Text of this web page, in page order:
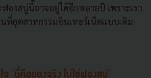
องสบู่นี้อาจอยู่ได้อีกหลายปี เพราะเรา
นที่อุตสาหกรรมอินเทอร์เน็ตแบบเดิม
'นี่คือของจริง ไม่ใช่ฟองสบู่'